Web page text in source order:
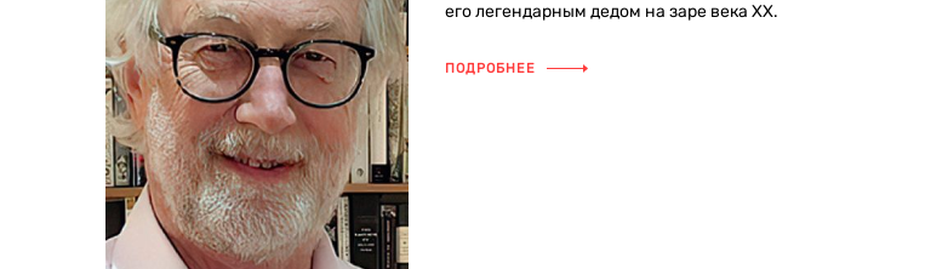
его легендарным дедом на заре века XX.
ПОДРОБНЕЕ